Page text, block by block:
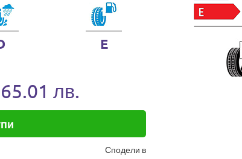
E
лв.
Сподели в